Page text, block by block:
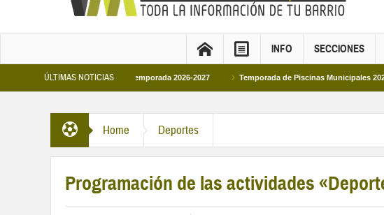
INFO SECCIONES
ÚLTIMAS NOTICIAS
Municipales temporada 2026-2027 Temporada de Piscinas Municipales 2026
Home Deportes
Programación de las actividades